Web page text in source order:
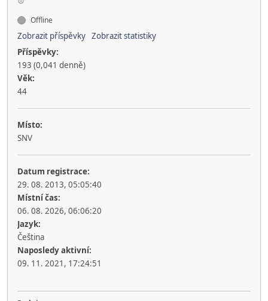
Offline
Zobrazit příspěvky Zobrazit statistiky
Příspěvky:
193 (0,041 denně)
Věk:
44
Místo:
SNV
Datum registrace:
29. 08. 2013, 05:05:40
Místní čas:
06. 08. 2026, 06:06:20
Jazyk:
Čeština
Naposledy aktivní:
09. 11. 2021, 17:24:51